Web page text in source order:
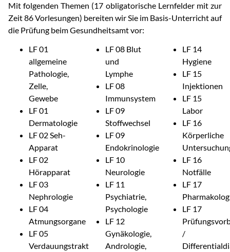
Mit folgenden Themen (17 obligatorische Lernfelder mit zur
Zeit 86 Vorlesungen) bereiten wir Sie im Basis-Unterricht auf
die Prüfung beim Gesundheitsamt vor:
LF 01
allgemeine
Pathologie,
Zelle,
Gewebe
LF 01
Dermatologie
LF 02 Seh-
Apparat
LF 02
Hörapparat
LF 03
Nephrologie
LF 04
Atmungsorgane
LF 05
Verdauungstrakt
LF 08 Blut
und
Lymphe
LF 08
Immunsystem
LF 09
Stoffwechsel
LF 09
Endokrinologie
LF 10
Neurologie
LF 11
Psychiatrie,
Psychologie
LF 12
Gynäkologie,
Andrologie,
LF 14
Hygiene
LF 15
Injektionen
LF 15
Labor
LF 16
Körperliche
LF 16
Notfälle
LF 17
LF 17
/